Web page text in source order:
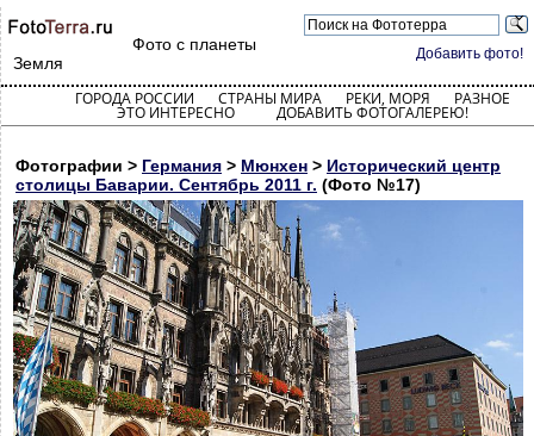
Добавить фото!
Фото с планеты
Земля
ГОРОДА РОССИИ СТРАНЫ МИРА РЕКИ, МОРЯ РАЗНОЕ
ЭТО ИНТЕРЕСНО ДОБАВИТЬ ФОТОГАЛЕРЕЮ!
Фотографии > Германия > Мюнхен > Исторический центр
столицы Баварии. Сентябрь 2011 г. (Фото №17)